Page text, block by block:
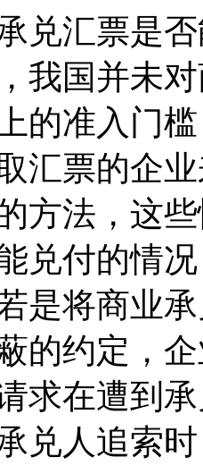
汇票是否
我国并未
的准入门
汇票的企
方法，这
兑付的情
是将商业
的约定，
求在遭到
兑人追索